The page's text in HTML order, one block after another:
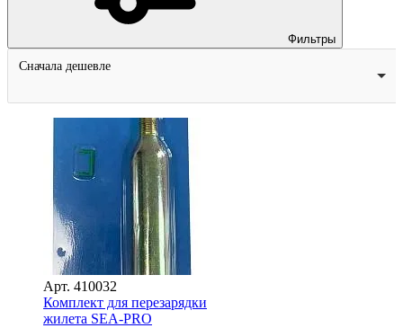
Фильтры
Сначала дешевле
Арт. 410032
Комплект для перезарядки
жилета SEA-PRO